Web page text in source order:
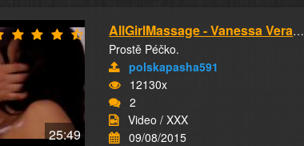
25:49
AllGirlMassage - Vanessa Veracruz And Veronic...
Prostě Péčko.
polskapasha591
12130x
2
Video / XXX
09/08/2015